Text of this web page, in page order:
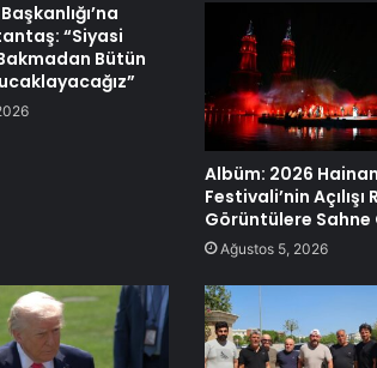
“Siyasi
Bütün
Albüm: 2026
Festivali’nin Açılışı
Görüntülere Sahne
Ağustos 5, 2026